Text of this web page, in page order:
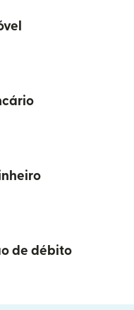
de débito